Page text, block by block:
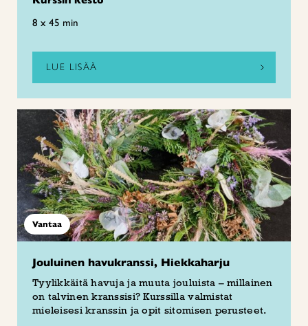
8 x 45 min
LUE LISÄÄ
Vantaa
Jouluinen havukranssi, Hiekkaharju
Tyylikkäitä havuja ja muuta jouluista – millainen
on talvinen kranssisi? Kurssilla valmistat
mieleisesi kranssin ja opit sitomisen perusteet.